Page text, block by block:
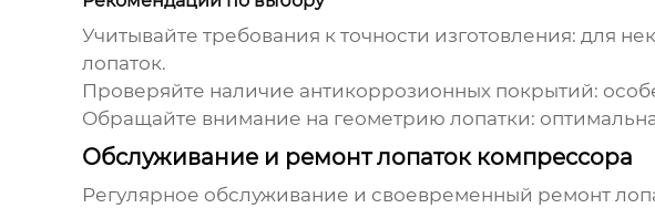
Учитывайте требования к точности изготовления: для
лопаток.
Проверяйте наличие антикоррозионных покрытий:
Обращайте внимание на геометрию лопатки:
Обслуживание и ремонт лопаток компрессора
Регулярное обслуживание и своевременный ремонт